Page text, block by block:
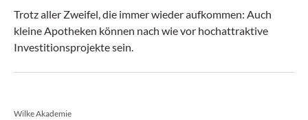
Trotz aller Zweifel, die immer wieder aufkommen: Auch
kleine Apotheken können nach wie vor hochattraktive
Investitionsprojekte sein.
Wilke Akademie